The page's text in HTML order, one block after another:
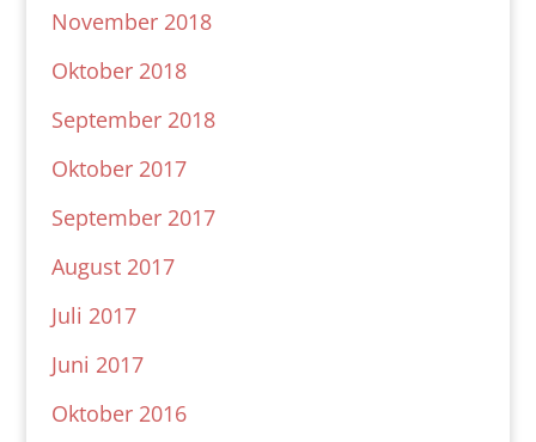
November 2018
Oktober 2018
September 2018
Oktober 2017
September 2017
August 2017
Juli 2017
Juni 2017
Oktober 2016